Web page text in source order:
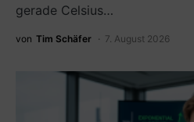
gerade Celsius…
von Tim Schäfer 7. August 2026